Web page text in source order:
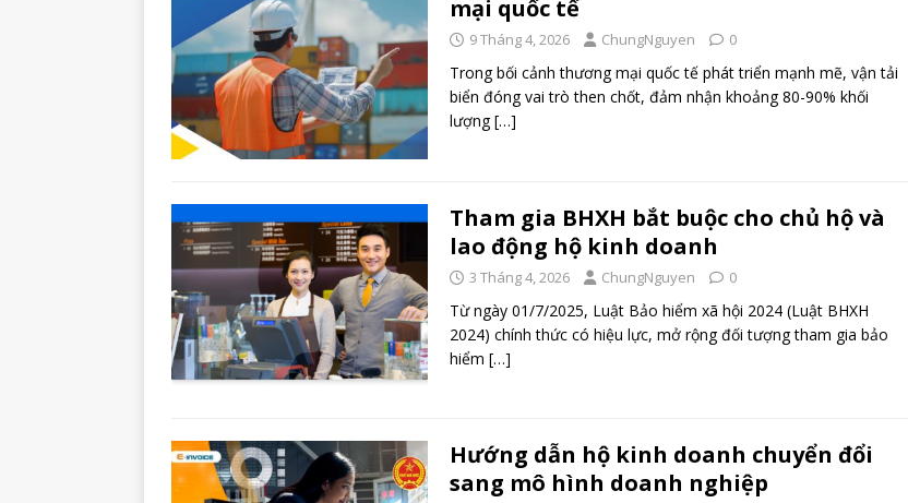
mại quốc tế
9 Tháng 4, 2026 ChungNguyen 0
Trong bối cảnh thương mại quốc tế phát triển mạnh mẽ, vận tải
biển đóng vai trò then chốt, đảm nhận khoảng 80-90% khối
lượng[…]
Tham gia BHXH bắt buộc cho chủ hộ và
lao động hộ kinh doanh
3 Tháng 4, 2026 ChungNguyen 0
Từ ngày 01/7/2025, Luật Bảo hiểm xã hội 2024 (Luật BHXH
2024) chính thức có hiệu lực, mở rộng đối tượng tham gia bảo
hiểm […]
Hướng dẫn hộ kinh doanh chuyển đổi
sang mô hình doanh nghiệp